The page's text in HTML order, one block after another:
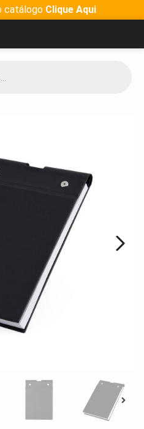
catálogo Clique Aqui